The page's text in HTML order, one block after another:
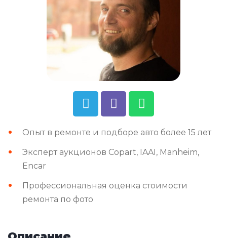
Опыт в ремонте и подборе авто более 15 лет
Эксперт аукционов Copart, IAAI, Manheim,
Encar
Профессиональная оценка стоимости
ремонта по фото